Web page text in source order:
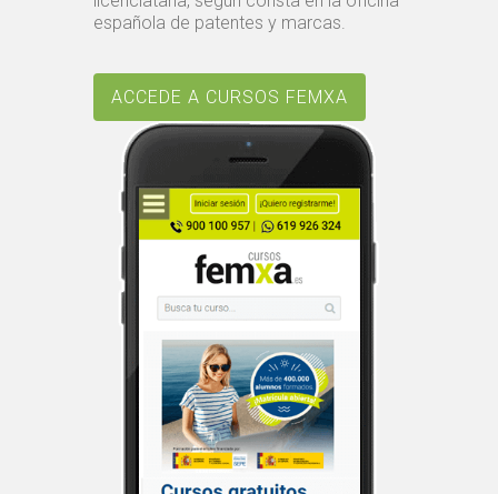
española de patentes y marcas.
ACCEDE A CURSOS FEMXA